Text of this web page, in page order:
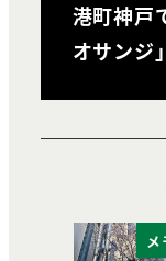
港町神戸
オサンジ」
メ